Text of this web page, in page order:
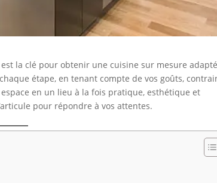
la clé pour obtenir une cuisine sur mesure
étape, en tenant compte de vos goûts,
en un lieu à la fois pratique, esthétique et
pour répondre à vos attentes.